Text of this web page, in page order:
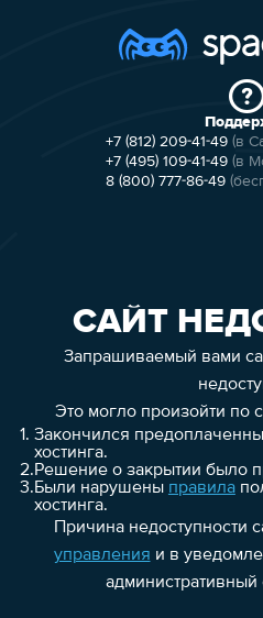
+7 (812) 209-41-49 (в
+7 (495) 109-41-49 (в
8 (800) 777-86-49
САЙТ
Запрашиваемый вами
Это могло произойти по
1. Закончился
хостинга.
2.Решение о закрытии было
3.Были нарушены правила
хостинга.
Причина недоступности
управления и в
административный